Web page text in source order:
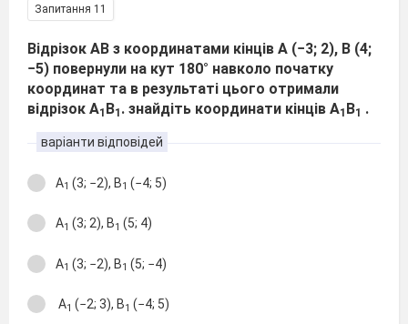
Запитання 11
Відрізок АВ з координатами кінців А (−3; 2), В (4;
−5) повернули на кут 180° навколо початку
координат та в результаті цього отримали
відрізок А1 В1 . знайдіть координати кінців А1 В1 .
варіанти відповідей
А1 (3; −2), В1 (−4; 5)
А1 (3; 2), В1 (5; 4)
А1 (3; −2), В1 (5; −4)
А1 (−2; 3), В1 (−4; 5)